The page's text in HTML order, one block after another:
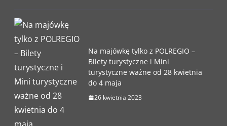
Na majówkę tylko z POLREGIO –
Bilety turystyczne i Mini
turystyczne ważne od 28 kwietnia
do 4 maja
26 kwietnia 2023